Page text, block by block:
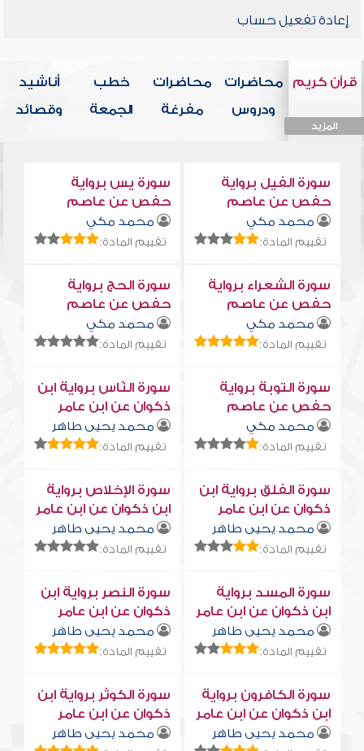
إعادة تفعيل حساب
قرآن كريم
المزيد
محاضرات
ودروس
محاضرات
مفرغة
خطب
الجمعة
أناشيد
وقصائد
سورة الفيل برواية
حفص عن عاصم
محمد مكي
تقييم المادة:
سورة يس برواية
حفص عن عاصم
محمد مكي
تقييم المادة:
سورة الشعراء برواية
حفص عن عاصم
محمد مكي
تقييم المادة:
سورة الحج برواية
حفص عن عاصم
محمد مكي
تقييم المادة:
سورة التوبة برواية
حفص عن عاصم
محمد مكي
تقييم المادة:
سورة النّاس برواية ابن
ذكوان عن ابن عامر
محمد يحيى طاهر
تقييم المادة:
سورة الفلق برواية ابن
ذكوان عن ابن عامر
محمد يحيى طاهر
تقييم المادة:
سورة الإخلاص برواية
ابن ذكوان عن ابن عامر
محمد يحيى طاهر
تقييم المادة:
سورة المسد برواية
ابن ذكوان عن ابن عامر
محمد يحيى طاهر
تقييم المادة:
سورة النصر برواية ابن
ذكوان عن ابن عامر
محمد يحيى طاهر
تقييم المادة:
سورة الكافرون برواية
ابن ذكوان عن ابن عامر
محمد يحيى طاهر
سورة الكوثر برواية ابن
ذكوان عن ابن عامر
محمد يحيى طاهر